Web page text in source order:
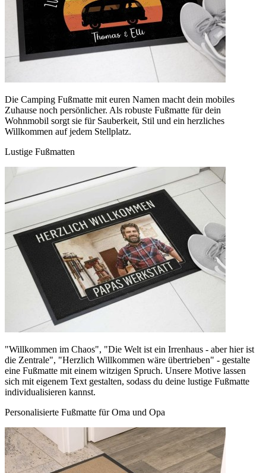
Die Camping Fußmatte mit euren Namen macht dein mobiles
Zuhause noch persönlicher. Als robuste Fußmatte für dein
Wohnmobil sorgt sie für Sauberkeit, Stil und ein herzliches
Willkommen auf jedem Stellplatz.
Lustige Fußmatten
"Willkommen im Chaos", "Die Welt ist ein Irrenhaus - aber hier ist
die Zentrale", "Herzlich Willkommen wäre übertrieben" - gestalte
eine Fußmatte mit einem witzigen Spruch. Unsere Motive lassen
sich mit eigenem Text gestalten, sodass du deine lustige Fußmatte
individualisieren kannst.
Personalisierte Fußmatte für Oma und Opa